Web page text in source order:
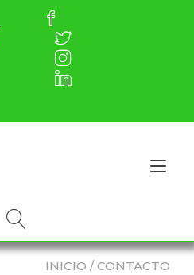
INICIO / CONTACTO